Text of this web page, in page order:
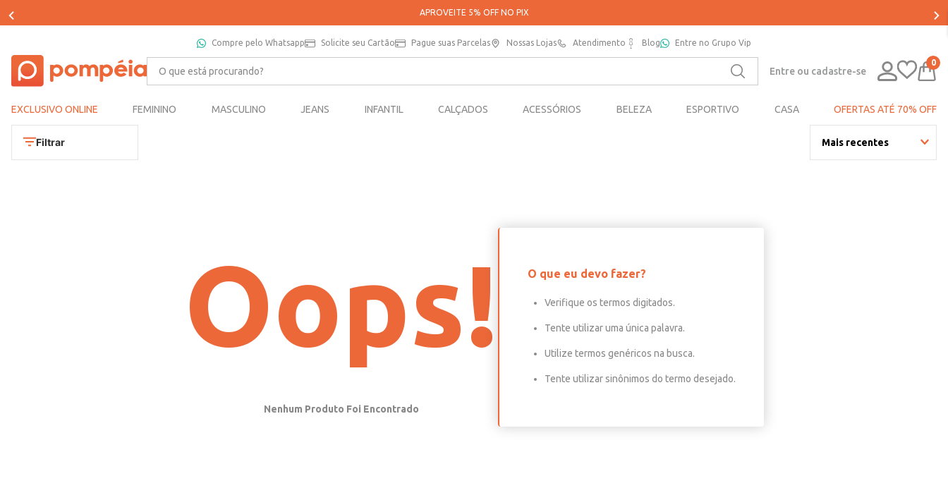
APROVEITE 5% OFF NO PIX
Compre pelo Whatsapp Solicite seu Cartão Pague suas Parcelas Nossas Lojas Atendimento Blog Entre no Grupo Vip
O que está procurando?
Entre ou cadastre-se
0
EXCLUSIVO ONLINE FEMININO MASCULINO JEANS INFANTIL CALÇADOS ACESSÓRIOS BELEZA ESPORTIVO CASA OFERTAS ATÉ 70% OFF
Filtrar Mais recentes
Oops! O que eu devo fazer?
Verifique os termos digitados.
Tente utilizar uma única palavra.
Utilize termos genéricos na busca.
Tente utilizar sinônimos do termo desejado.